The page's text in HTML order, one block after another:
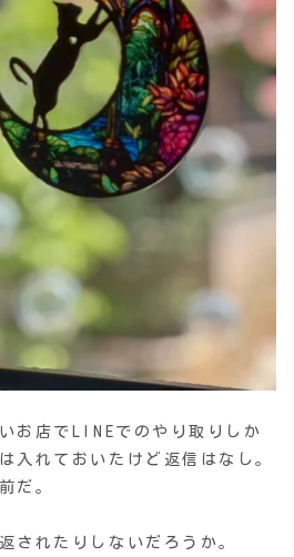
お店でLINEでのやり取りしか
入れておいたけど返信はなし。
だ。
されたりしないだろうか。